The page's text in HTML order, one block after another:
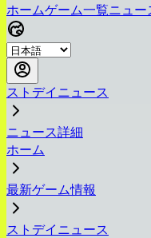
ホームゲーム一覧ニュー
ストデイニュース
ニュース詳細
ホーム
最新ゲーム情報
ストデイニュース